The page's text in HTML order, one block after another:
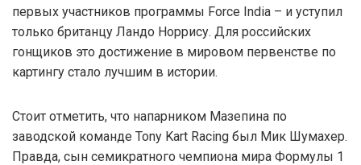
первых участников программы Force India – и уступил
только британцу Ландо Норрису. Для российских
гонщиков это достижение в мировом первенстве по
картингу стало лучшим в истории.
Стоит отметить, что напарником Мазепина по
заводской команде Tony Kart Racing был Мик Шумахер.
Правда, сын семикратного чемпиона мира Формулы 1